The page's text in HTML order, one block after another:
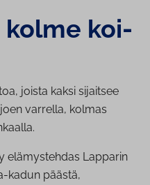
kolme koi­
joista kaksi sijaitsee
varrella, kolmas
elämystehdas Lapparin
kadun päästä,